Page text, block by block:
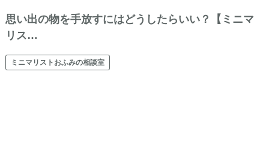
思い出の物を手放すにはどうしたらいい？【ミニマ
リス…
ミニマリストおふみの相談室